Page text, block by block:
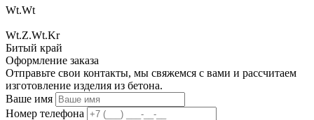
Wt.Wt
Wt.Z.Wt.Kr
Битый край
Оформление заказа
Отправьте свои контакты, мы свяжемся с вами и рассчитаем
изготовление изделия из бетона.
Ваше имя
Номер телефона